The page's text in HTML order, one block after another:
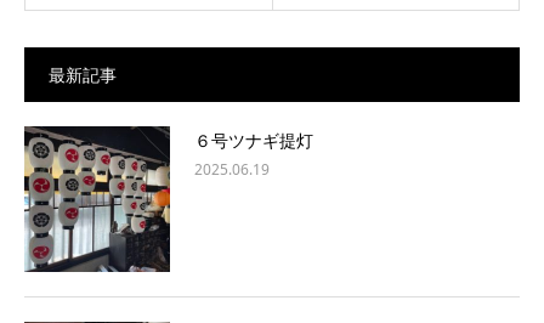
最新記事
６号ツナギ提灯
2025.06.19